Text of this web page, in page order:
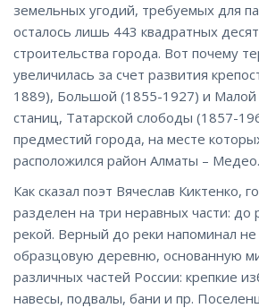
земельных угодий, требуемых для
осталось лишь 443 квадратных
строительства города. Вот почему
увеличилась за счет развития
1889), Большой (1855-1927) и
станиц, Татарской слободы (1857-
предместий города, на месте
расположился район Алматы – Медео.
Как сказал поэт Вячеслав Киктенко,
разделен на три неравных части: до
рекой. Верный до реки напоминал не
образцовую деревню, основанную
различных частей России: крепкие
навесы, подвалы, бани и пр.